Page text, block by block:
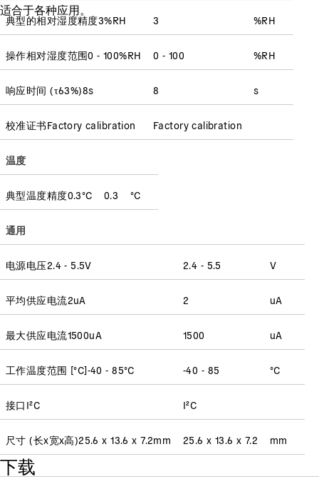
适合于各种应用。
典型的相对湿度精度3%RH 3 %RH
操作相对湿度范围0 - 100%RH 0 - 100 %RH
响应时间 (τ63%)8s 8 s
校准证书Factory calibration Factory calibration
温度
典型温度精度0.3°C 0.3 °C
通用
电源电压2.4 - 5.5V 2.4 - 5.5 V
平均供应电流2uA 2 uA
最大供应电流1500uA 1500 uA
工作温度范围 [°C]-40 - 85°C -40 - 85 °C
接口 I²C I²C
尺寸 (长x宽x高)25.6 x 13.6 x 7.2mm 25.6 x 13.6 x 7.2 mm
下载